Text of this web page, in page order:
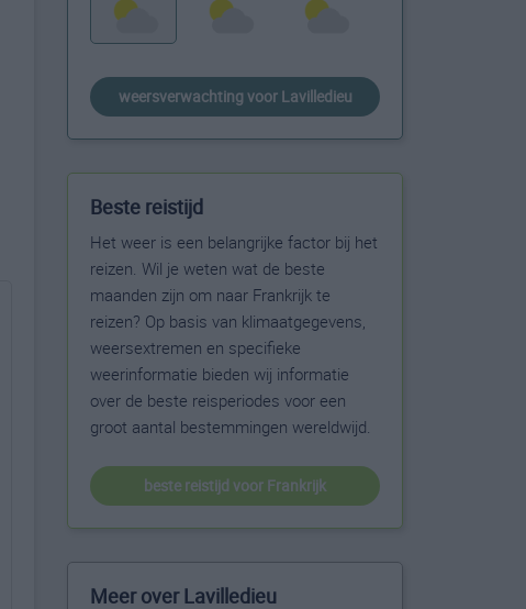
weersverwachting voor Lavilledieu
Beste reistijd
Het weer is een belangrijke factor bij het
reizen. Wil je weten wat de beste
maanden zijn om naar Frankrijk te
reizen? Op basis van klimaatgegevens,
weersextremen en specifieke
weerinformatie bieden wij informatie
over de beste reisperiodes voor een
groot aantal bestemmingen wereldwijd.
beste reistijd voor Frankrijk
Meer over Lavilledieu